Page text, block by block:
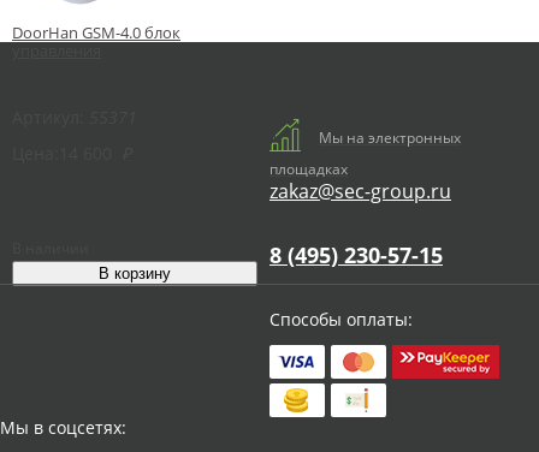
DoorHan GSM-4.0 блок
Мы на электронных
площадках
zakaz@sec-group.ru
8 (495) 230-57-15
Способы оплаты:
Мы в соцсетях: